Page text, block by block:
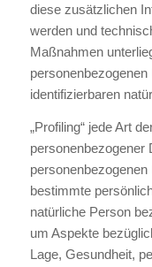
diese zusätzlichen
werden und
Maßnahmen
identifizierbaren
„Profiling“ jede Art
personenbezogener
bestimmte
natürliche Person
um Aspekte
Lage, Gesundheit,